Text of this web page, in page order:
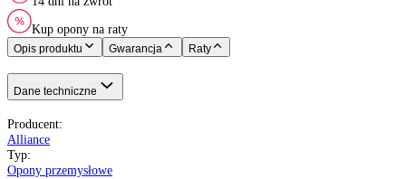
Opony Całoroczne
14.00-24
A8 do 40 km/h
Nie
Izrael
Opony diagonalne
Pneumatyczna
pełna specyfikacja